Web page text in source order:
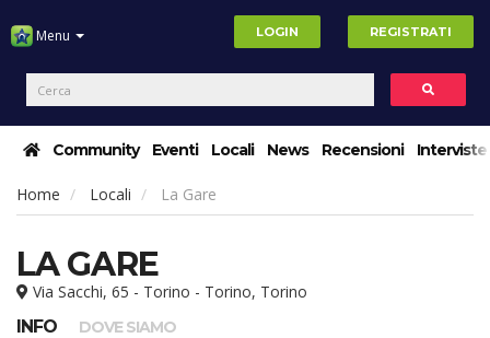
Menu LOGIN REGISTRATI
Community Eventi Locali News Recensioni Interviste
Home Locali La Gare
LA GARE
Via Sacchi, 65 - Torino - Torino, Torino
INFO
DOVE SIAMO